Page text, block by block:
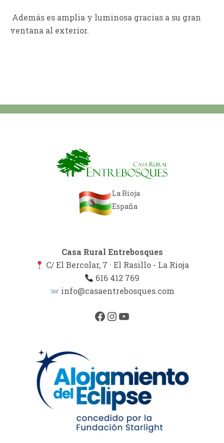
Además es amplia y luminosa gracias a su gran
ventana al exterior.
La Rioja
España
Casa Rural Entrebosques
C/ El Bercolar, 7 · El Rasillo - La Rioja
616 412 769
info@casaentrebosques.com
Facebook
Instagram
YouTube